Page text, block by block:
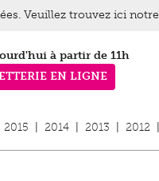
à partir de 11h
EN LIGNE
2015 2014 2013 2012
Veuillez trouvez ici notre